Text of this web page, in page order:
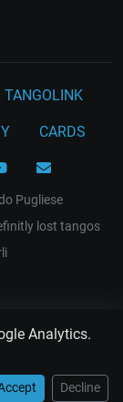
Analytics.
Decline
TANGOLINK
CARDS
Pugliese
lost tangos